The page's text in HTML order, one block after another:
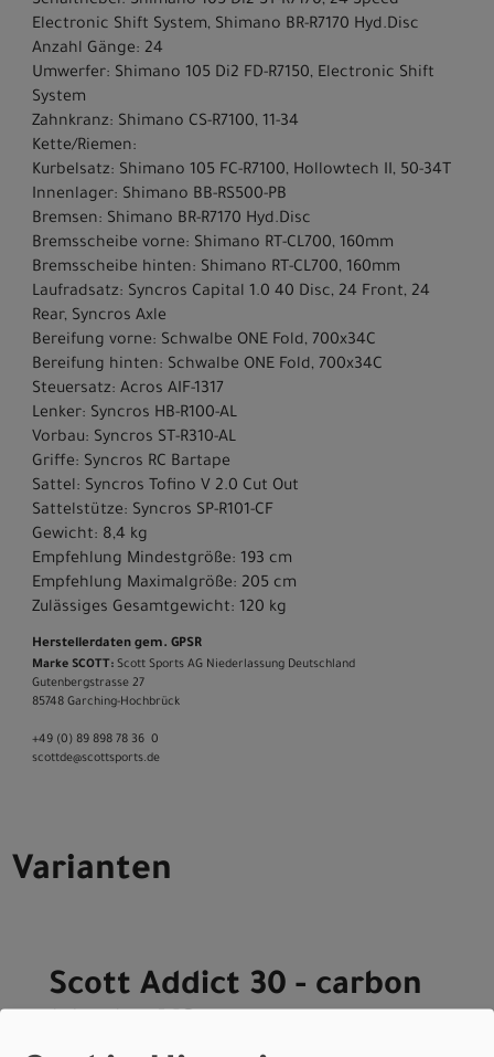
Electronic Shift System, Shimano BR-R7170 Hyd.Disc
Anzahl Gänge: 24
Umwerfer: Shimano 105 Di2 FD-R7150, Electronic Shift
System
Zahnkranz: Shimano CS-R7100, 11-34
Kette/Riemen:
Kurbelsatz: Shimano 105 FC-R7100, Hollowtech II, 50-34T
Innenlager: Shimano BB-RS500-PB
Bremsen: Shimano BR-R7170 Hyd.Disc
Bremsscheibe vorne: Shimano RT-CL700, 160mm
Bremsscheibe hinten: Shimano RT-CL700, 160mm
Laufradsatz: Syncros Capital 1.0 40 Disc, 24 Front, 24
Rear, Syncros Axle
Bereifung vorne: Schwalbe ONE Fold, 700x34C
Bereifung hinten: Schwalbe ONE Fold, 700x34C
Steuersatz: Acros AIF-1317
Lenker: Syncros HB-R100-AL
Vorbau: Syncros ST-R310-AL
Griffe: Syncros RC Bartape
Sattel: Syncros Tofino V 2.0 Cut Out
Sattelstütze: Syncros SP-R101-CF
Gewicht: 8,4 kg
Empfehlung Mindestgröße: 193 cm
Empfehlung Maximalgröße: 205 cm
Zulässiges Gesamtgewicht: 120 kg
Herstellerdaten gem. GPSR
Marke SCOTT: Scott Sports AG Niederlassung Deutschland
Gutenbergstrasse 27
85748 Garching-­Hochbrück
+49 (0) 89 898 78 36 ­ 0
scott­de@scott­sports.de
Varianten
Scott Addict 30 - carbon